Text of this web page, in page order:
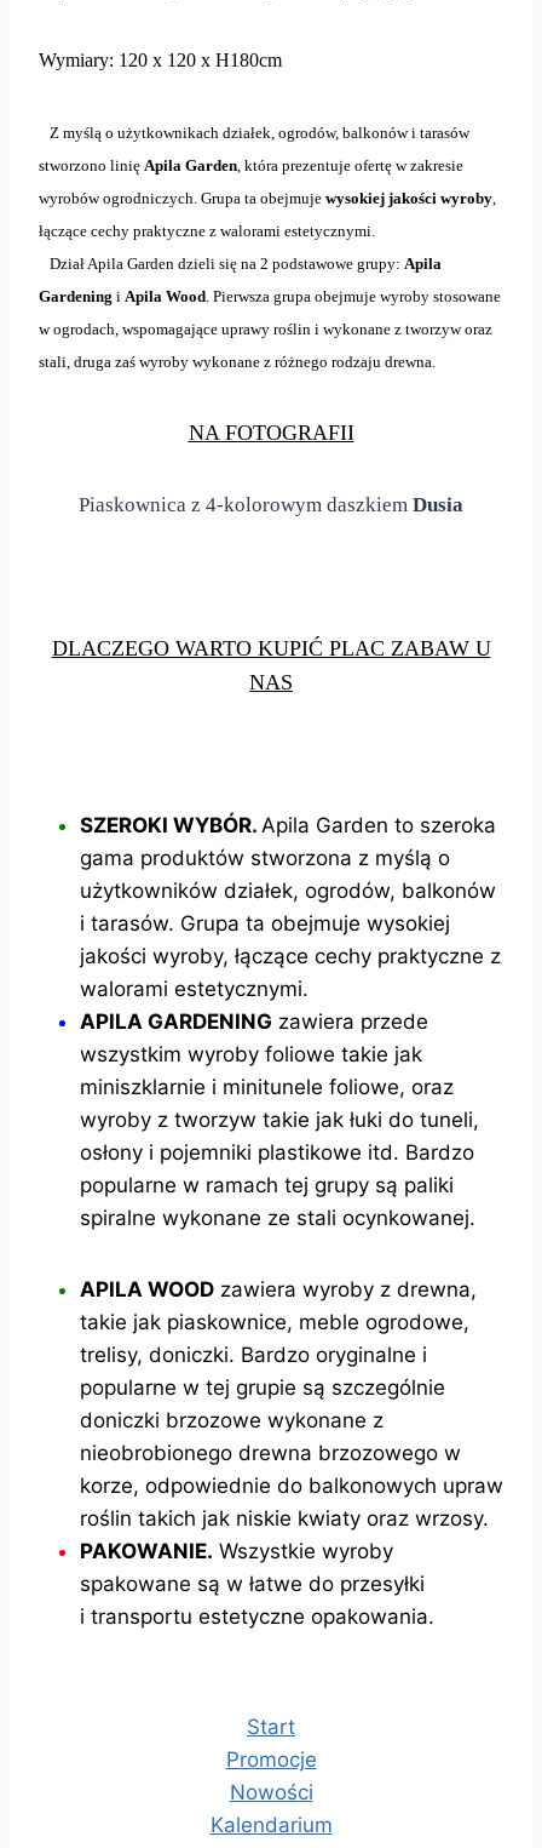
Wymiary: 120 x 120 x H180cm
Z myślą o użytkownikach działek, ogrodów, balkonów i tarasów
stworzono linię Apila Garden, która prezentuje ofertę w zakresie
wyrobów ogrodniczych. Grupa ta obejmuje wysokiej jakości wyroby,
łączące cechy praktyczne z walorami estetycznymi.
Dział Apila Garden dzieli się na 2 podstawowe grupy: Apila
Gardening i Apila Wood. Pierwsza grupa obejmuje wyroby stosowane
w ogrodach, wspomagające uprawy roślin i wykonane z tworzyw oraz
stali, druga zaś wyroby wykonane z różnego rodzaju drewna.
NA FOTOGRAFII
Piaskownica z 4-kolorowym daszkiem Dusia
DLACZEGO WARTO KUPIĆ PLAC ZABAW U
NAS
SZEROKI WYBÓR. Apila Garden to szeroka
gama produktów stworzona z myślą o
użytkowników działek, ogrodów, balkonów
i tarasów. Grupa ta obejmuje wysokiej
jakości wyroby, łączące cechy praktyczne z
walorami estetycznymi.
APILA GARDENING zawiera przede
wszystkim wyroby foliowe takie jak
miniszklarnie i minitunele foliowe, oraz
wyroby z tworzyw takie jak łuki do tuneli,
osłony i pojemniki plastikowe itd. Bardzo
popularne w ramach tej grupy są paliki
spiralne wykonane ze stali ocynkowanej.
APILA WOOD zawiera wyroby z drewna,
takie jak piaskownice, meble ogrodowe,
trelisy, doniczki. Bardzo oryginalne i
popularne w tej grupie są szczególnie
doniczki brzozowe wykonane z
nieobrobionego drewna brzozowego w
korze, odpowiednie do balkonowych upraw
roślin takich jak niskie kwiaty oraz wrzosy.
PAKOWANIE. Wszystkie wyroby
spakowane są w łatwe do przesyłki
i transportu estetyczne opakowania.
Start
Promocje
Nowości
Kalendarium